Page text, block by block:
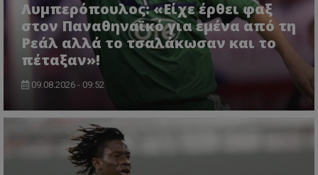
Λυμπερόπουλος: «Είχε έρθει φαξ
στον Παναθηναϊκό για εμένα από τη
Ρεάλ αλλά το τσαλάκωσαν και το
πέταξαν»!
09.08.2026 - 09:52